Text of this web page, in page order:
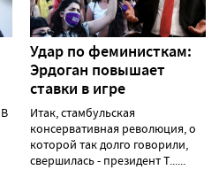
Удар по феминисткам:
Эрдоган повышает
ставки в игре
Итак, стамбульская
консервативная революция, о
которой так долго говорили,
свершилась - президент Т......